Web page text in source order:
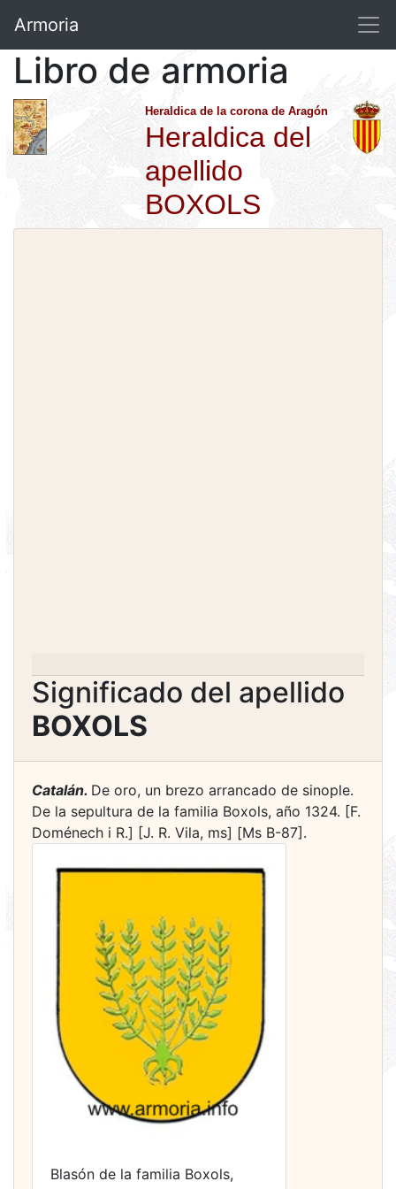
Armoria
Libro de armoria
Heraldica de la corona de Aragón
Heraldica del
apellido
BOXOLS
Significado del apellido
BOXOLS
Catalán. De oro, un brezo arrancado de sinople.
De la sepultura de la familia Boxols, año 1324. [F.
Doménech i R.] [J. R. Vila, ms] [Ms B-87].
Blasón de la familia Boxols,